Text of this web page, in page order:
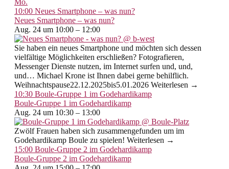
10:00 Neues Smartphone – was nun?
Neues Smartphone – was nun?
Aug. 24 um 10:00 – 12:00
Sie haben ein neues Smartphone und möchten sich dessen
vielfältige Möglichkeiten erschließen? Fotografieren,
Messenger Dienste nutzen, im Internet surfen und, und,
und… Michael Krone ist Ihnen dabei gerne behilflich.
Weihnachtspause22.12.2025bis5.01.2026 Weiterlesen →
10:30 Boule-Gruppe 1 im Godehardikamp
Boule-Gruppe 1 im Godehardikamp
Aug. 24 um 10:30 – 13:00
Zwölf Frauen haben sich zusammengefunden um im
Godehardikamp Boule zu spielen! Weiterlesen →
15:00 Boule-Gruppe 2 im Godehardikamp
Boule-Gruppe 2 im Godehardikamp